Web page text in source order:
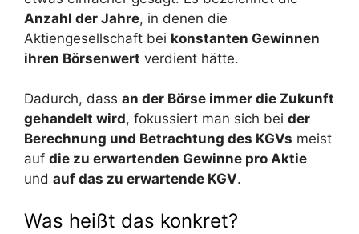
Anzahl der Jahre, in denen die
Aktiengesellschaft bei konstanten Gewinnen
ihren Börsenwert verdient hätte.
Dadurch, dass an der Börse immer die Zukunft
gehandelt wird, fokussiert man sich bei der
Berechnung und Betrachtung des KGVs meist
auf die zu erwartenden Gewinne pro Aktie
und auf das zu erwartende KGV.
Was heißt das konkret?